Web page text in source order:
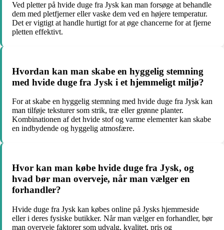
Ved pletter på hvide duge fra Jysk kan man forsøge at behandle
dem med pletfjerner eller vaske dem ved en højere temperatur.
Det er vigtigt at handle hurtigt for at øge chancerne for at fjerne
pletten effektivt.
Hvordan kan man skabe en hyggelig stemning
med hvide duge fra Jysk i et hjemmeligt miljø?
For at skabe en hyggelig stemning med hvide duge fra Jysk kan
man tilføje teksturer som strik, træ eller grønne planter.
Kombinationen af det hvide stof og varme elementer kan skabe
en indbydende og hyggelig atmosfære.
Hvor kan man købe hvide duge fra Jysk, og
hvad bør man overveje, når man vælger en
forhandler?
Hvide duge fra Jysk kan købes online på Jysks hjemmeside
eller i deres fysiske butikker. Når man vælger en forhandler, bør
man overveje faktorer som udvalg, kvalitet, pris og